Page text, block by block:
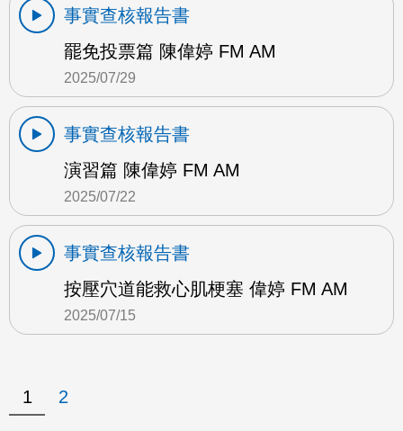
事實查核報告書
罷免投票篇 陳偉婷 FM AM
2025/07/29
事實查核報告書
演習篇 陳偉婷 FM AM
2025/07/22
事實查核報告書
按壓穴道能救心肌梗塞 偉婷 FM AM
2025/07/15
1 2